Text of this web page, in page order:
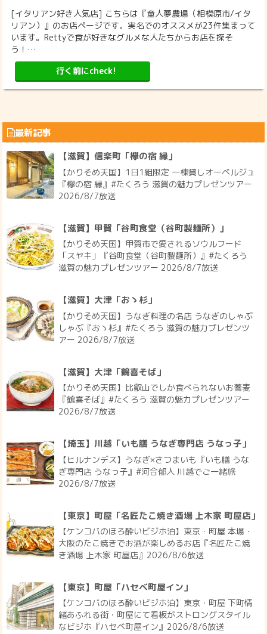
[イタリアン好き人気店] こちらは『童人夢農場（相模原市/イタ
リアン）』のお店ページです。実名でのオススメが23件集まって
います。Rettyで食が好きなグルメな人たちからお店を探そ
う！…
行く前にcheck!
最新記事
【滋賀】信楽町「欅の宿 縁」
【かりそめ天国】1日1組限定 一棟貸しオーベルジュ
『欅の宿 縁』#たくろう 滋賀の魅力プレゼンツアー
2026/8/7放送
【滋賀】甲賀「谷町食堂（谷町製麺所）」
【かりそめ天国】甲賀市で愛されるソウルフード
「スヤキ」『谷町食堂（谷町製麺所）』#たくろう
滋賀の魅力プレゼンツアー 2026/8/7放送
【滋賀】大津「おゝ杉」
【かりそめ天国】うなぎ料理の名店 うなぎのしゃぶ
しゃぶ『おゝ杉』#たくろう 滋賀の魅力プレゼンツ
アー 2026/8/7放送
【滋賀】大津「鶴喜そば」
【かりそめ天国】比叡山でしか食べられないお蕎麦
『鶴喜そば』#たくろう 滋賀の魅力プレゼンツアー
2026/8/7放送
【埼玉】川越「いも膳 うなぎ専門店 うなっ子」
【ヒルナンデス】うなぎ×さつまいも『いも膳 うな
ぎ専門店 うなっ子』#河合郁人 川越でご一緒旅
2026/8/7放送
【東京】町屋「名匠たこ焼き酒場 上木家 町屋店」
【ケンコバのほろ酔いビジホ泊】東京・町屋 本場・
大阪のたこ焼きでお酒が楽しめるお店『名匠たこ焼
き酒場 上木家 町屋店』2026/8/6放送
【東京】町屋「ハセベ町屋イン」
【ケンコバのほろ酔いビジホ泊】東京・町屋 下町情
緒あふれる街・町屋にて看板がストロングスタイル
なビジホ『ハセベ町屋イン』2026/8/6放送